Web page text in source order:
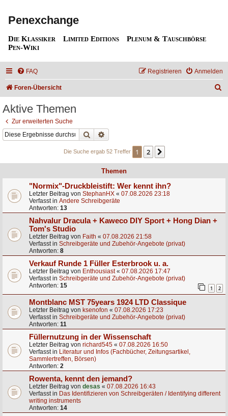
Penexchange
Die Klassiker Limited Editions
Plenum & Tauschbörse
Pen-Wiki
FAQ Anmelden
Registrieren
Foren-Übersicht
Aktive Themen
Zur erweiterten Suche
Suche
Die Suche ergab 52 Treffer 1 2
Themen
"Normix"-Druckbleistift: Wer kennt ihn?
Letzter Beitrag von StephanHX « 07.08.2026 23:18
Verfasst in Andere Schreibgeräte
Antworten: 13
Nahvalur Dracula + Kaweco DIY Sport + Hong Dian +
Tom's Studio
Letzter Beitrag von Faith « 07.08.2026 21:58
Verfasst in Schreibgeräte und Zubehör-Angebote (privat)
Antworten: 8
Verkauf Runde 1 Füller Esterbrook u. a.
Letzter Beitrag von Enthousiast« 07.08.2026 17:47
Verfasst in Schreibgeräte und Zubehör-Angebote (privat)
Antworten: 15 1 2
Montblanc MST 75years 1924 LTD Classique
Letzter Beitrag von ksenofon « 07.08.2026 17:23
Verfasst in Schreibgeräte und Zubehör-Angebote (privat)
Antworten: 11
Füllernutzung in der Wissenschaft
Letzter Beitrag von richard545 « 07.08.2026 16:50
Verfasst in Literatur und Infos (Fachbücher, Zeitungsartikel,
Sammlertreffen, Börsen)
Antworten: 2
Rowenta, kennt den jemand?
Letzter Beitrag von desas « 07.08.2026 16:43
Verfasst in Das Identifizieren von Schreibgeräten / Identifying different
writing instruments
Antworten: 14